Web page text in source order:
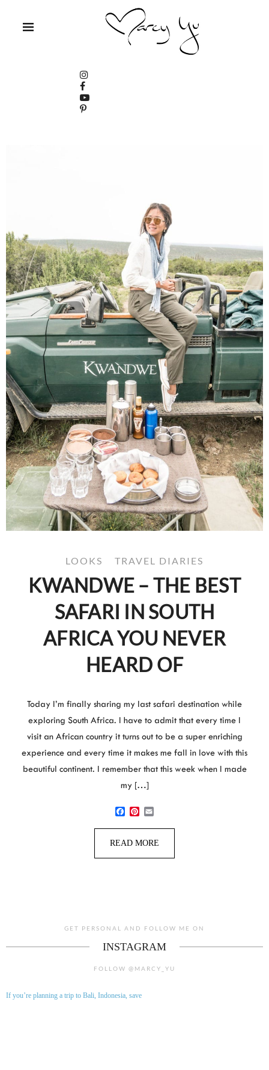
LOOKS TRAVEL DIARIES
KWANDWE – THE BEST
SAFARI IN SOUTH
AFRICA YOU NEVER
HEARD OF
Today I’m finally sharing my last safari destination while
exploring South Africa. I have to admit that every time I
visit an African country it turns out to be a super enriching
experience and every time it makes me fall in love with this
beautiful continent. I remember that this week when I made
my […]
READ MORE
GET PERSONAL AND FOLLOW ME ON
INSTAGRAM
FOLLOW @MARCY_YU
If you’re planning a trip to Bali, Indonesia, save